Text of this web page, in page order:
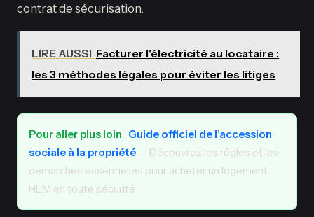
contrat de sécurisation.
LIRE AUSSI Facturer l'électricité au locataire :
les 3 méthodes légales pour éviter les litiges
Pour aller plus loin : Guide officiel de l’accession
sociale à la propriété — Découvrez les règles et les
démarches essentielles pour acheter un logement
HLM en toute sécurité.